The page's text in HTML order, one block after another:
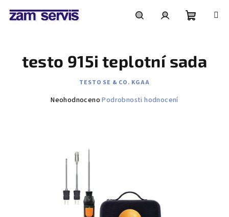
košík
testo 915i teplotní sada
TESTO SE & CO. KGAA
Průměrné
hvězdiček.
Neohodnoceno Podrobnosti hodnocení